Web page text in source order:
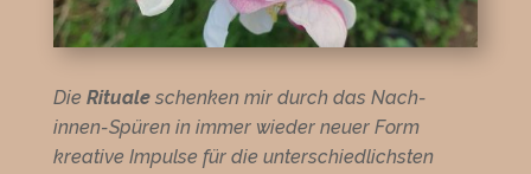
Die Ritualeschenken mir durch das Nach-
innen-Spüren in immer wieder neuer Form
kreative Impulse für die unterschiedlichsten